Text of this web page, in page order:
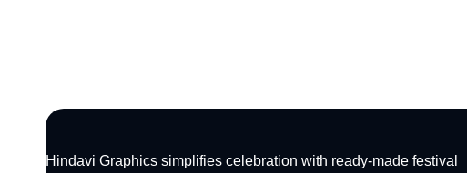
Hindavi Graphics simplifies celebration with ready-made festival